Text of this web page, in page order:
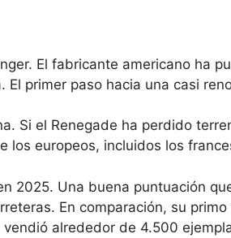
El fabricante americano ha
primer paso hacia una casi
Si el Renegade ha perdido
los europeos, incluidos los
2025. Una buena puntuación
En comparación, su
alrededor de 4.500